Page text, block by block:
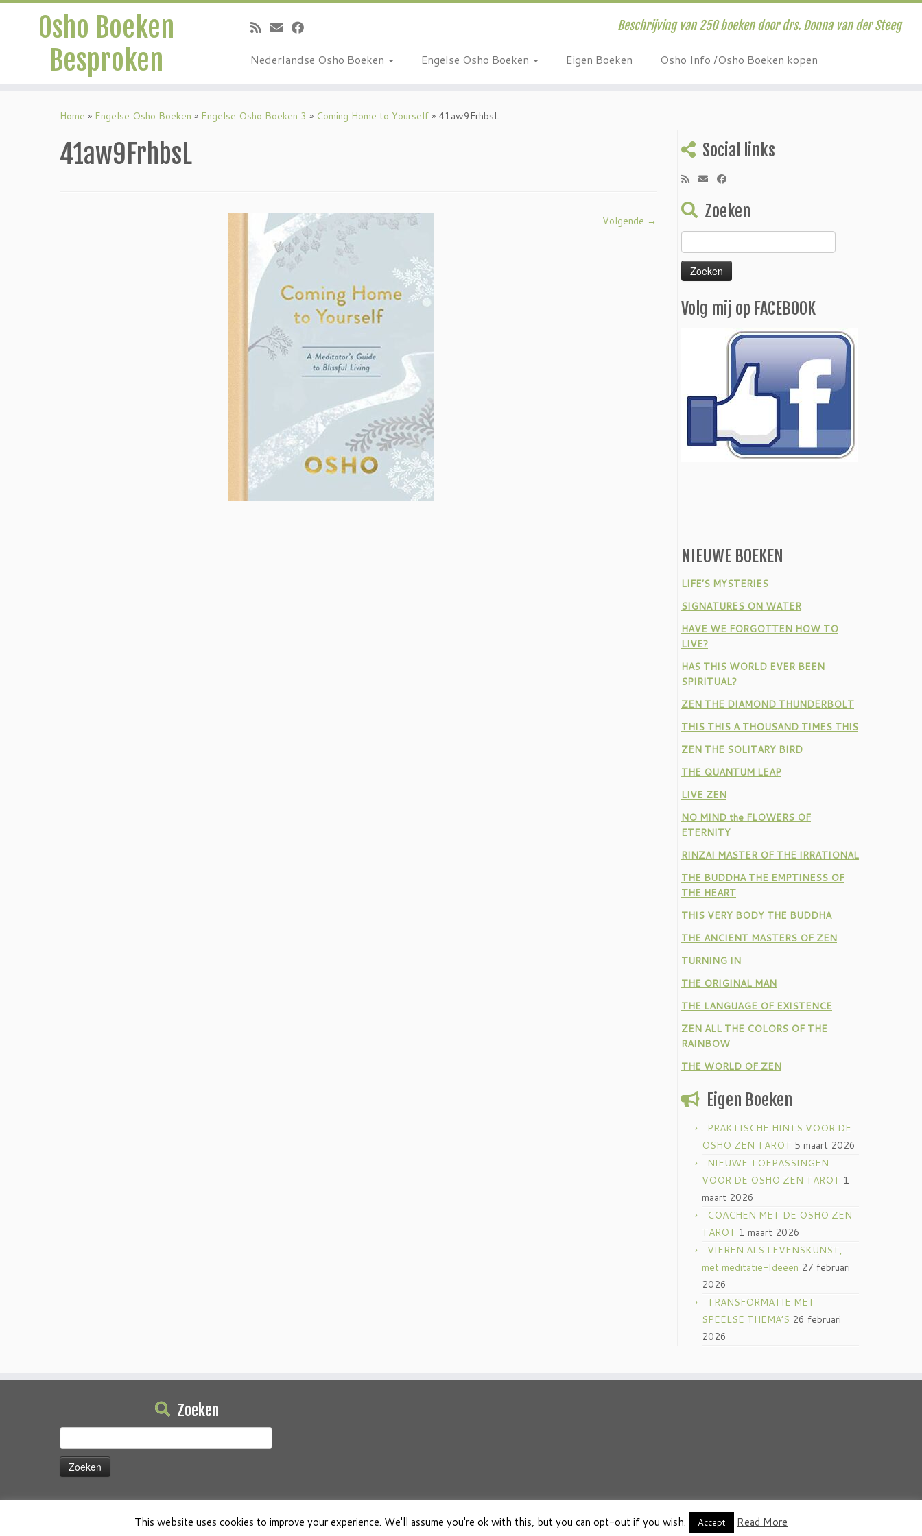
Osho Boeken
Besproken
Beschrijving van 250 boeken door drs. Donna van der Steeg
Nederlandse Osho Boeken Engelse Osho Boeken Eigen Boeken Osho Info /Osho Boeken kopen
Home » Engelse Osho Boeken » Engelse Osho Boeken 3 » Coming Home to Yourself » 41aw9FrhbsL
41aw9FrhbsL
Volgende →
Social links
Zoeken
naar:
Volg mij op FACEBOOK
NIEUWE BOEKEN
LIFE’S MYSTERIES
SIGNATURES ON WATER
HAVE WE FORGOTTEN HOW TO
LIVE?
HAS THIS WORLD EVER BEEN
SPIRITUAL?
ZEN THE DIAMOND THUNDERBOLT
THIS THIS A THOUSAND TIMES THIS
ZEN THE SOLITARY BIRD
THE QUANTUM LEAP
LIVE ZEN
NO MIND the FLOWERS OF
ETERNITY
RINZAI MASTER OF THE IRRATIONAL
THE BUDDHA THE EMPTINESS OF
THE HEART
THIS VERY BODY THE BUDDHA
THE ANCIENT MASTERS OF ZEN
TURNING IN
THE ORIGINAL MAN
THE LANGUAGE OF EXISTENCE
ZEN ALL THE COLORS OF THE
RAINBOW
THE WORLD OF ZEN
Eigen Boeken
PRAKTISCHE HINTS VOOR DE
OSHO ZEN TAROT 5 maart 2026
NIEUWE TOEPASSINGEN
VOOR DE OSHO ZEN TAROT 1
maart 2026
COACHEN MET DE OSHO ZEN
TAROT 1 maart 2026
VIEREN ALS LEVENSKUNST,
met meditatie-Ideeën 27 februari
2026
TRANSFORMATIE MET
SPEELSE THEMA’S 26 februari
2026
Zoeken
naar:
·© 2026 Osho Boeken Besproken·Aangeboden door ·Ontworpen met deCustomizr thema ·
This website uses cookies to improve your experience. We'll assume you're ok with this, but you can opt-out if you wish. Accept Read More